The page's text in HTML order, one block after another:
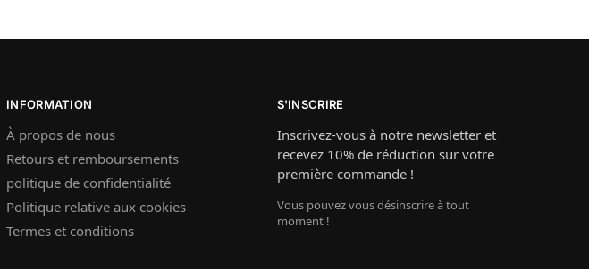
INFORMATION
À propos de nous
Retours et remboursements
politique de confidentialité
Politique relative aux cookies
Termes et conditions
S'INSCRIRE
Inscrivez-vous à notre newsletter et
recevez 10% de réduction sur votre
première commande !
Vous pouvez vous désinscrire à tout
moment !